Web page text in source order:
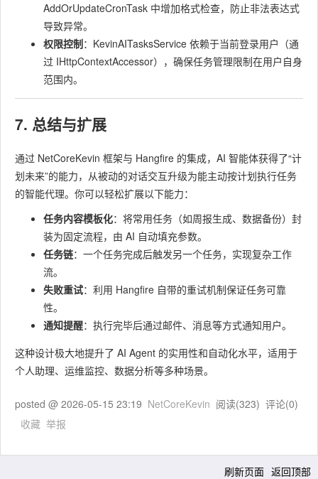
AddOrUpdateCronTask 中增加格式检查，防止非法表达式
导致异常。
权限控制： KevinAITasksService 依赖于当前登录用户（通
过 IHttpContextAccessor），确保任务管理限制在用户自身
范围内。
7. 总结与扩展
通过 NetCoreKevin 框架与 Hangfire 的集成，AI 智能体获得了“计
划未来”的能力，从被动的对话交互升级为能主动按计划执行任务
的智能代理。你可以轻松扩展以下能力：
任务内容模板化：将常用任务（如周报生成、数据备份）封
装为固定流程，由 AI 自动填充参数。
任务链：一个任务完成后触发另一个任务，实现复杂工作
流。
失败重试：利用 Hangfire 自带的重试机制保证任务可靠
性。
通知提醒：执行完毕后通过邮件、消息等方式通知用户。
这种设计极大地提升了 AI Agent 的实用性和自动化水平，适用于
个人助理、运维监控、数据分析等多种场景。
posted @ 2026-05-15 23:19 NetCoreKevin 阅读(323) 评论(0)
收藏 举报
刷新页面 返回顶部